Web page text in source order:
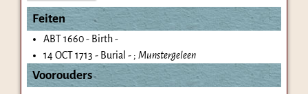
Feiten
ABT 1660 - Birth -
14 OCT 1713 - Burial - ; Munstergeleen
Voorouders